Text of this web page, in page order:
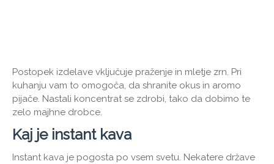
Postopek izdelave vključuje praženje in mletje zrn. Pri
kuhanju vam to omogoča, da shranite okus in aromo
pijače. Nastali koncentrat se zdrobi, tako da dobimo te
zelo majhne drobce.
Kaj je instant kava
Instant kava je pogosta po vsem svetu. Nekatere države